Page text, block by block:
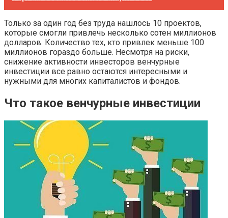
Только за один год без труда нашлось 10 проектов,
которые смогли привлечь несколько сотен миллионов
долларов. Количество тех, кто привлек меньше 100
миллионов гораздо больше. Несмотря на риски,
снижение активности инвесторов венчурные
инвестиции все равно остаются интересными и
нужными для многих капиталистов и фондов.
Что такое венчурные инвестиции